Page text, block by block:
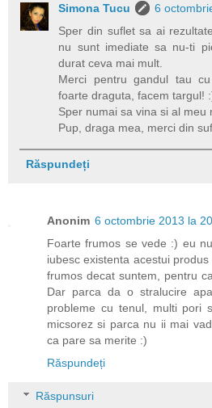
Simona Tucu
6
Sper din suflet sa ai
nu sunt imediate sa nu-ti
durat ceva mai mult.
Merci pentru gandul tau
foarte draguta, facem targul!
Sper numai sa vina si al meu
Pup, draga mea, merci din
Răspundeți
Anonim 6 octombrie 2013 la
Foarte frumos se vede :) eu
iubesc existenta acestui
frumos decat suntem, pentru
Dar parca da o stralucire
probleme cu tenul, multi
micsorez si parca nu ii mai
ca pare sa merite :)
Răspundeți
Răspunsuri